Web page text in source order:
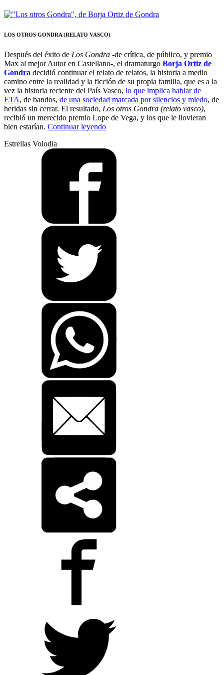
LOS OTROS GONDRA (RELATO VASCO)
Después del éxito de Los Gondra -de crítica, de público, y premio
Max al mejor Autor en Castellano-, el dramaturgo Borja Ortiz de
Gondra decidió continuar el relato de relatos, la historia a medio
camino entre la realidad y la ficción de su propia familia, que es a la
vez la historia reciente del País Vasco, lo que implica hablar de
ETA, de bandos, de una sociedad marcada por silencios y miedo, de
heridas sin cerrar. El resultado, Los otros Gondra (relato vasco),
recibió un merecido premio Lope de Vega, y los que le llovieran
bien estarían. Continuar leyendo“El
Estrellas Volodia